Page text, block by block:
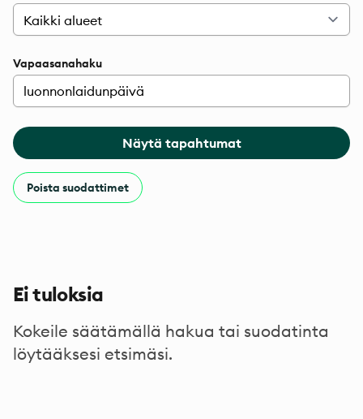
Vapaasanahaku
Näytä tapahtumat
Poista suodattimet
Ei tuloksia
Kokeile säätämällä hakua tai suodatinta
löytääksesi etsimäsi.